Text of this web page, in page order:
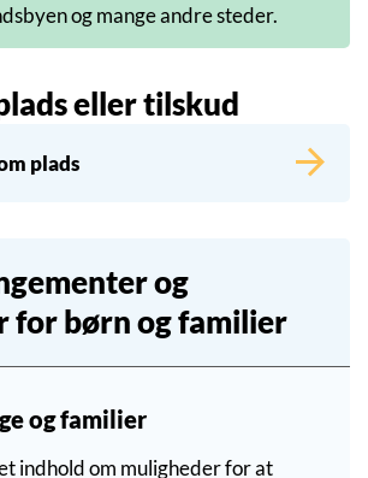
og mange andre steder.
eller tilskud
plads
og
for børn og familier
og familier
indhold om muligheder for at